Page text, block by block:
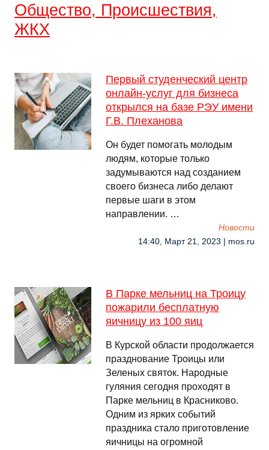
Общество, Происшествия,
ЖКХ
Первый студенческий центр
онлайн-услуг для бизнеса
открылся на базе РЭУ имени
Г.В. Плеханова
Он будет помогать молодым
людям, которые только
задумываются над созданием
своего бизнеса либо делают
первые шаги в этом
направлении. …
Новости
14:40, Март 21, 2023 | mos.ru
В Парке мельниц на Троицу
пожарили бесплатную
яичницу из 100 яиц
В Курской области продолжается
празднование Троицы или
Зеленых святок. Народные
гуляния сегодня проходят в
Парке мельниц в Красниково.
Одним из ярких событий
праздника стало приготовление
яичницы на огромной